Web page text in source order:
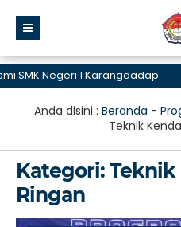
Negeri 1 Karangdadap
Anda disini : Beranda -
Teknik
Kategori: Teknik
Ringan